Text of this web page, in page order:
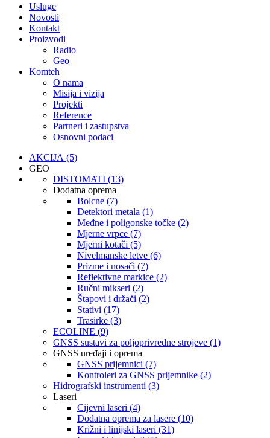
Usluge
Novosti
Kontakt
Proizvodi
Radio
Geo
Komteh
O nama
Misija i vizija
Projekti
Reference
Partneri i zastupstva
Osnovni podaci
AKCIJA (5)
GEO
DISTOMATI (13)
Dodatna oprema
Bolcne (7)
Detektori metala (1)
Međne i poligonske točke (2)
Mjerne vrpce (7)
Mjerni kotači (5)
Nivelmanske letve (6)
Prizme i nosači (7)
Reflektivne markice (2)
Ručni mikseri (2)
Štapovi i držači (2)
Stativi (17)
Trasirke (3)
ECOLINE (9)
GNSS sustavi za poljoprivredne strojeve (1)
GNSS uređaji i oprema
GNSS prijemnici (7)
Kontroleri za GNSS prijemnike (2)
Hidrografski instrumenti (3)
Laseri
Cijevni laseri (4)
Dodatna oprema za lasere (10)
Križni i linijski laseri (31)